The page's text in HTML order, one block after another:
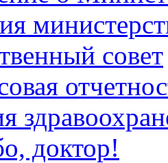
совет
доктор!